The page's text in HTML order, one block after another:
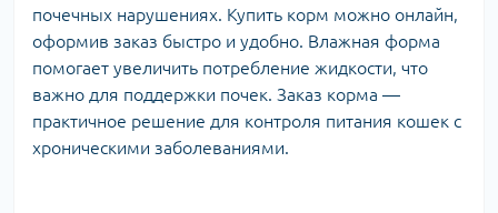
почечных нарушениях. Купить корм можно онлайн,
оформив заказ быстро и удобно. Влажная форма
помогает увеличить потребление жидкости, что
важно для поддержки почек. Заказ корма —
практичное решение для контроля питания кошек с
хроническими заболеваниями.